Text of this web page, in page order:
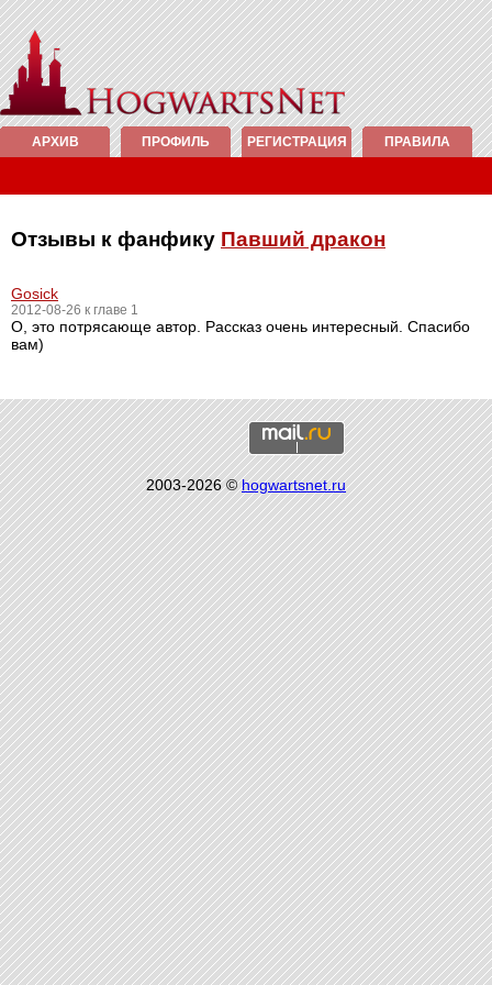
АРХИВ ПРОФИЛЬ РЕГИСТРАЦИЯ ПРАВИЛА
Отзывы к фанфику Павший дракон
Gosick
2012-08-26 к главе 1
О, это потрясающе автор. Рассказ очень интересный. Спасибо
вам)
2003-2026 ©hogwartsnet.ru